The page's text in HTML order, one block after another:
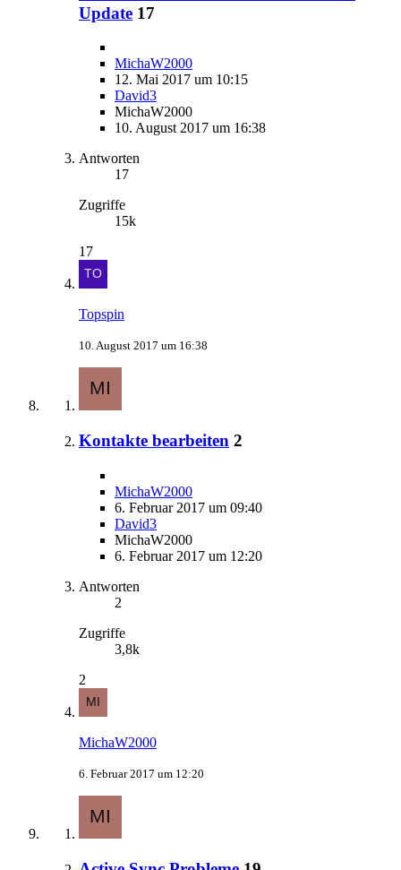
Update 17
MichaW2000
12. Mai 2017 um 10:15
David3
MichaW2000
10. August 2017 um 16:38
Antworten
17
Zugriffe
15k
17
Topspin
10. August 2017 um 16:38
Kontakte bearbeiten 2
MichaW2000
6. Februar 2017 um 09:40
David3
MichaW2000
6. Februar 2017 um 12:20
Antworten
2
Zugriffe
3,8k
2
MichaW2000
6. Februar 2017 um 12:20